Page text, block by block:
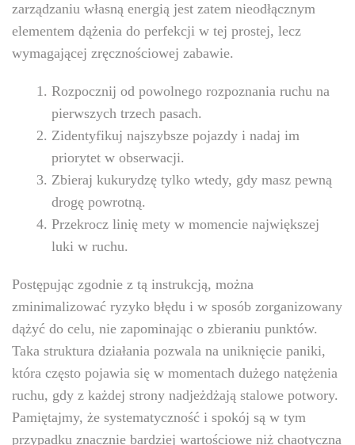
zarządzaniu własną energią jest zatem nieodłącznym
elementem dążenia do perfekcji w tej prostej, lecz
wymagającej zręcznościowej zabawie.
Rozpocznij od powolnego rozpoznania ruchu na
pierwszych trzech pasach.
Zidentyfikuj najszybsze pojazdy i nadaj im
priorytet w obserwacji.
Zbieraj kukurydzę tylko wtedy, gdy masz pewną
drogę powrotną.
Przekrocz linię mety w momencie największej
luki w ruchu.
Postępując zgodnie z tą instrukcją, można
zminimalizować ryzyko błędu i w sposób zorganizowany
dążyć do celu, nie zapominając o zbieraniu punktów.
Taka struktura działania pozwala na uniknięcie paniki,
która często pojawia się w momentach dużego natężenia
ruchu, gdy z każdej strony nadjeżdżają stalowe potwory.
Pamiętajmy, że systematyczność i spokój są w tym
przypadku znacznie bardziej wartościowe niż chaotyczna